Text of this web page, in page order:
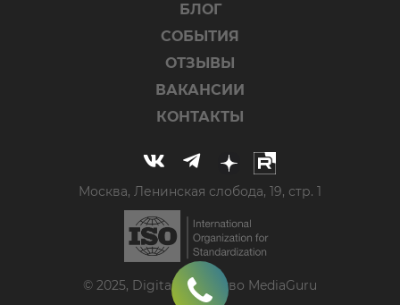
БЛОГ
СОБЫТИЯ
ОТЗЫВЫ
ВАКАНСИИ
КОНТАКТЫ
Москва, Ленинская слобода, 19, стр. 1
© 2025, Digital-агентство MediaGuru